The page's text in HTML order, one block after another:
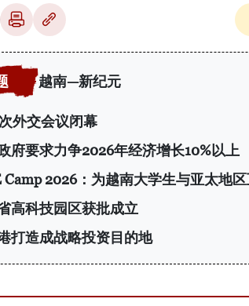
越南—新纪元
外交会议闭幕
府要求力争2026年经济增长10%以上
Camp 2026：为越南大学生与亚太地
高科技园区获批成立
打造成战略投资目的地